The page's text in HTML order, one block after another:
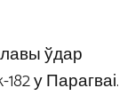
ўдар
у Парагваі.